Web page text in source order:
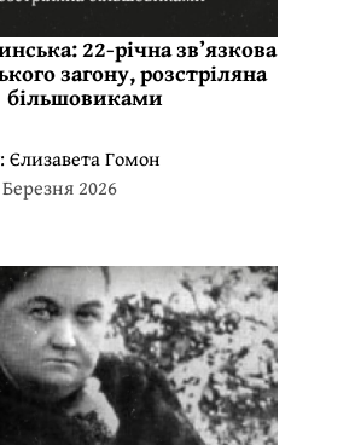
22-річна звʼязкова
загону, розстріляна
більшовиками
Єлизавета Гомон
2026